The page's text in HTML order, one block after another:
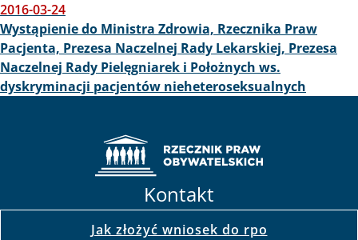
2016-03-24
Wystąpienie do Ministra Zdrowia, Rzecznika Praw
Pacjenta, Prezesa Naczelnej Rady Lekarskiej, Prezesa
Naczelnej Rady Pielęgniarek i Położnych ws.
dyskryminacji pacjentów nieheteroseksualnych
Kontakt
Jak złożyć wniosek do rpo